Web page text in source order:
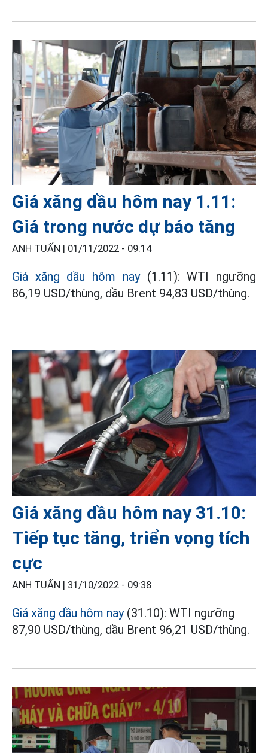
Giá xăng dầu hôm nay 1.11:
Giá trong nước dự báo tăng
ANH TUẤN | 01/11/2022 - 09:14
Giá xăng dầu hôm nay(1.11): WTI ngưỡng
86,19 USD/thùng, dầu Brent 94,83 USD/thùng.
Giá xăng dầu hôm nay 31.10:
Tiếp tục tăng, triển vọng tích
cực
ANH TUẤN | 31/10/2022 - 09:38
Giá xăng dầu hôm nay(31.10): WTI ngưỡng
87,90 USD/thùng, dầu Brent 96,21 USD/thùng.